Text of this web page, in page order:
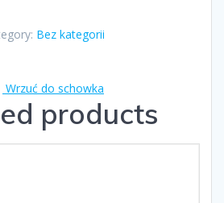
Bez kategorii
Wrzuć do schowka
products